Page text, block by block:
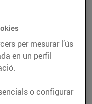
per mesurar l’ús
en un perfil
o configurar